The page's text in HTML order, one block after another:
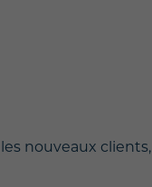
nouveaux clients,